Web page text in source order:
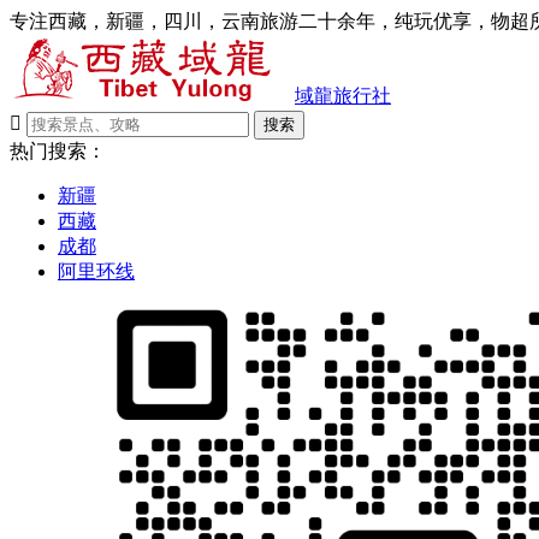
专注西藏，新疆，四川，云南旅游二十余年，纯玩优享，物超
域龍旅行社

搜索
热门搜索：
新疆
西藏
成都
阿里环线